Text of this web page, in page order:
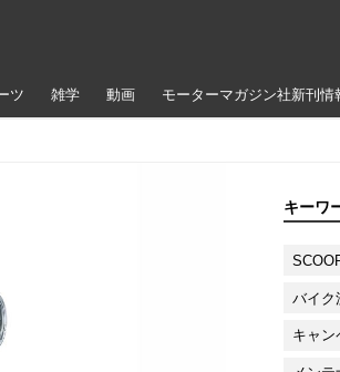
ツ 雑学 動画 モーターマガジン社新刊情
キーワ
バイク
キャン